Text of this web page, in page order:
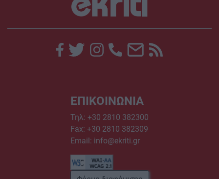
ΕΠΙΚΟΙΝΩΝΙΑ
Τηλ: +30 2810 382300
Fax: +30 2810 382309
Email: info@ekriti.gr